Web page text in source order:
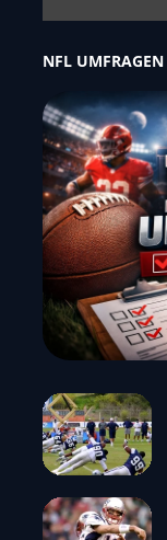
NFL UMFRAGEN